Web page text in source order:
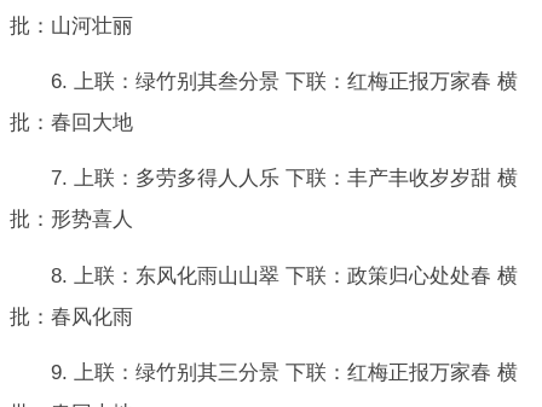
批：山河壮丽
6. 上联：绿竹别其叁分景 下联：红梅正报万家春 横
批：春回大地
7. 上联：多劳多得人人乐 下联：丰产丰收岁岁甜 横
批：形势喜人
8. 上联：东风化雨山山翠 下联：政策归心处处春 横
批：春风化雨
9. 上联：绿竹别其三分景 下联：红梅正报万家春 横